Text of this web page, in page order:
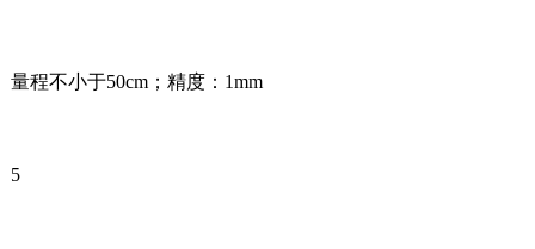
量程不小于50cm；精度：1mm
5